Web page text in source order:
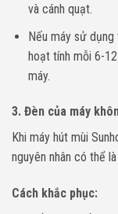
và cánh quạt.
Nếu máy sử dụng
hoạt tính mỗi 6-
máy.
3. Đèn của máy
Khi máy hút mùi
nguyên nhân có thể
Cách khắc phục: